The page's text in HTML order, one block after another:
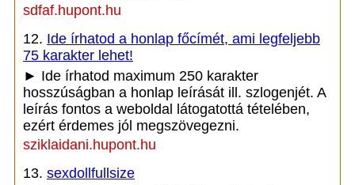
sdfaf.hupont.hu
12. Ide írhatod a honlap főcímét, ami legfeljebb
75 karakter lehet!
► Ide írhatod maximum 250 karakter
hosszúságban a honlap leírását ill. szlogenjét. A
leírás fontos a weboldal látogatottá tételében,
ezért érdemes jól megszövegezni.
sziklaidani.hupont.hu
13. sexdollfullsize